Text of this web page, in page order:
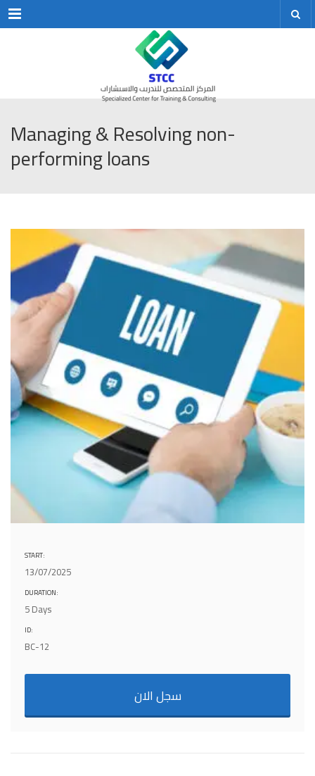
Menu
Managing & Resolving non-
performing loans
START:
13/07/2025
DURATION:
5 Days
ID:
BC-12
سجل الان